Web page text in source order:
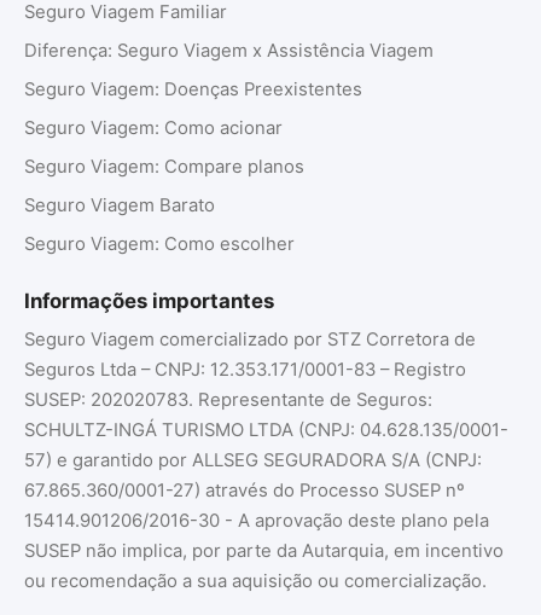
Seguro Viagem Familiar
Diferença: Seguro Viagem x Assistência Viagem
Seguro Viagem: Doenças Preexistentes
Seguro Viagem: Como acionar
Seguro Viagem: Compare planos
Seguro Viagem Barato
Seguro Viagem: Como escolher
Informações importantes
Seguro Viagem comercializado por STZ Corretora de
Seguros Ltda – CNPJ: 12.353.171/0001-83 – Registro
SUSEP: 202020783. Representante de Seguros:
SCHULTZ-INGÁ TURISMO LTDA (CNPJ: 04.628.135/0001-
57) e garantido por ALLSEG SEGURADORA S/A (CNPJ:
67.865.360/0001-27) através do Processo SUSEP nº
15414.901206/2016-30 - A aprovação deste plano pela
SUSEP não implica, por parte da Autarquia, em incentivo
ou recomendação a sua aquisição ou comercialização.